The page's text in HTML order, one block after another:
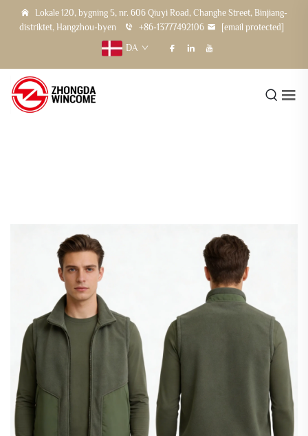
Lokale 120, bygning 5, nr. 606 Qiuyi Road, Changhe Street, Binjiang-
distriktet, Hangzhou-byen
+86-13777492106
[email protected]
DA